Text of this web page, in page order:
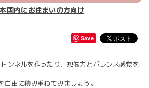
本国内にお住まいの方向け
Save
ンネルを作ったり、想像力とバランス感覚を
自由に積み重ねてみましょう。